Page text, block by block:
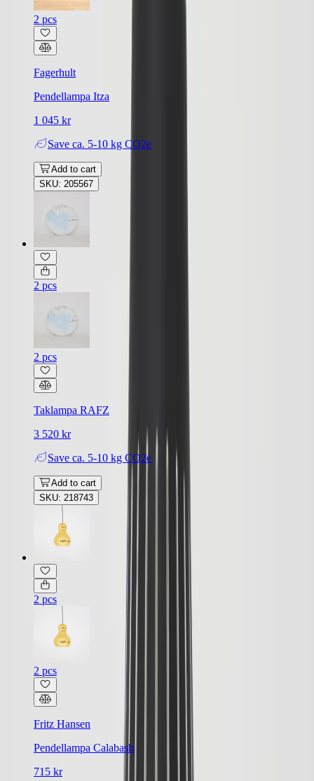
2 pcs
Fagerhult
Pendellampa Itza
1 045 kr
Save ca. 5-10 kg CO2e
Add to cart
SKU: 205567
2 pcs
2 pcs
Taklampa RAFZ
3 520 kr
Save ca. 5-10 kg CO2e
Add to cart
SKU: 218743
2 pcs
2 pcs
Fritz Hansen
Pendellampa Calabash
715 kr